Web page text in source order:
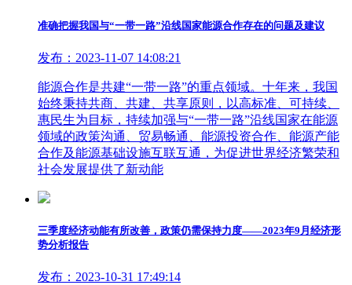
准确把握我国与“一带一路”沿线国家能源合作存在的问题及建议
发布：2023-11-07 14:08:21
能源合作是共建“一带一路”的重点领域。十年来，我国
始终秉持共商、共建、共享原则，以高标准、可持续、
惠民生为目标，持续加强与“一带一路”沿线国家在能源
领域的政策沟通、贸易畅通、能源投资合作、能源产能
合作及能源基础设施互联互通，为促进世界经济繁荣和
社会发展提供了新动能
三季度经济动能有所改善，政策仍需保持力度——2023年9月经济形
势分析报告
发布：2023-10-31 17:49:14